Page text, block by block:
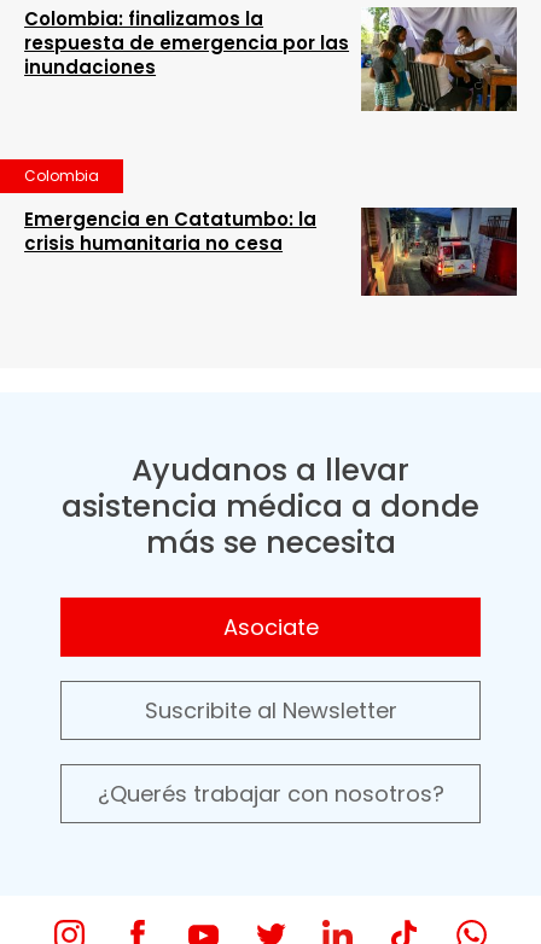
Colombia: finalizamos la
respuesta de emergencia por las
inundaciones
Colombia
Emergencia en Catatumbo: la
crisis humanitaria no cesa
Ayudanos a llevar
asistencia médica a donde
más se necesita
Asociate
Suscribite al Newsletter
¿Querés trabajar con nosotros?